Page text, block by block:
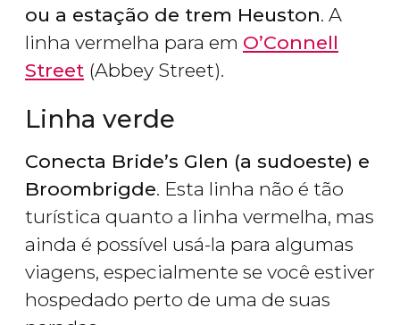
ou a estação de trem Heuston. A
linha vermelha para em O’Connell
Street (Abbey Street).
Linha verde
Conecta Bride’s Glen (a sudoeste) e
Broombrigde. Esta linha não é tão
turística quanto a linha vermelha, mas
ainda é possível usá-la para algumas
viagens, especialmente se você estiver
hospedado perto de uma de suas